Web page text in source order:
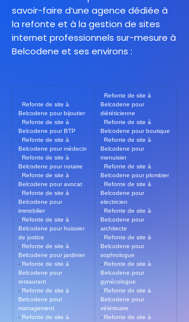
savoir-faire d’une agence dédiée à
la refonte et à la gestion de sites
internet professionnels sur-mesure à
Belcodene et ses environs :
- Refonte de site à
Belcodene pour bijoutier
- Refonte de site à
Belcodene pour BTP
- Refonte de site à
Belcodene pour médecin
- Refonte de site à
Belcodene pour notaire
- Refonte de site à
Belcodene pour avocat
- Refonte de site à
Belcodene pour
immobilier
- Refonte de site à
Belcodene pour huissier
de justice
- Refonte de site à
Belcodene pour jardinier
- Refonte de site à
Belcodene pour
restaurant
- Refonte de site à
Belcodene pour
management
- Refonte de site à
- Refonte de site à
Belcodene pour
diététicienne
- Refonte de site à
Belcodene pour boutique
- Refonte de site à
Belcodene pour
menuisier
- Refonte de site à
Belcodene pour plombier
- Refonte de site à
Belcodene pour
electricien
- Refonte de site à
Belcodene pour
architecte
- Refonte de site à
Belcodene pour
sophrologue
- Refonte de site à
Belcodene pour
gynécologue
- Refonte de site à
Belcodene pour
vétérinaire
- Refonte de site à